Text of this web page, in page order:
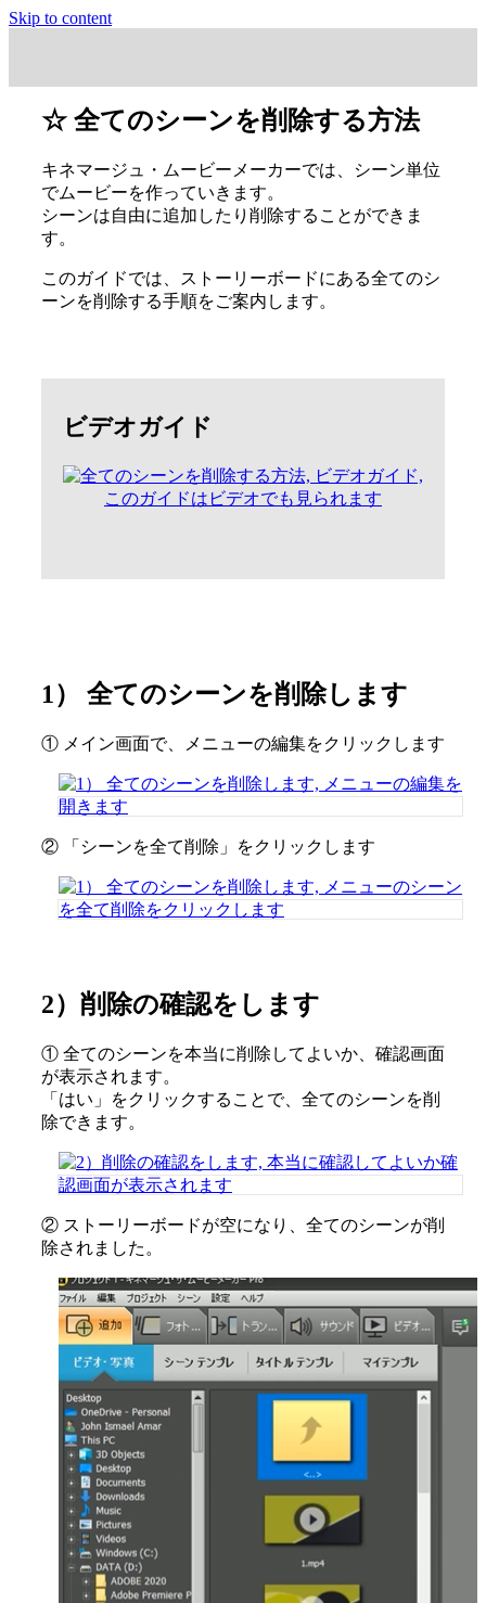
Skip to content
☆ 全てのシーンを削除する方法
キネマージュ・ムービーメーカーでは、シーン単位
でムービーを作っていきます。
シーンは自由に追加したり削除することができま
す。
このガイドでは、ストーリーボードにある全てのシ
ーンを削除する手順をご案内します。
ビデオガイド
1） 全てのシーンを削除します
① メイン画面で、メニューの編集をクリックします
② 「シーンを全て削除」をクリックします
2）削除の確認をします
① 全てのシーンを本当に削除してよいか、確認画面
が表示されます。
「はい」をクリックすることで、全てのシーンを削
除できます。
② ストーリーボードが空になり、全てのシーンが削
除されました。